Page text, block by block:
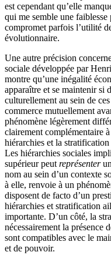
est cependant qu’elle
qui me semble une
compromet parfois l’utilité
évolutionnaire.
Une autre précision
sociale développée par
montre qu’une inégalité
apparaître et se maintenir si
culturellement au sein de
commerce mutuellement
phénomène légèrement
clairement complémentaire
hiérarchies et la
Les hiérarchies sociales
supérieur peut représenter
nom au sein d’un contexte
à elle, renvoie à un
disposent de facto d’un
hiérarchies et stratification
importante. D’un côté, la
nécessairement la présence
sont compatibles avec le
et de pouvoir.